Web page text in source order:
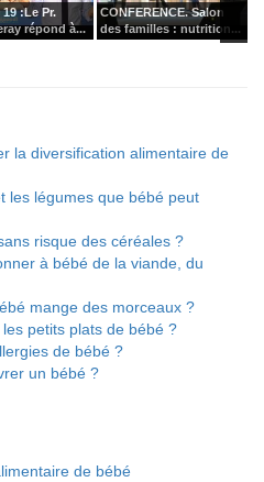
19 :Le Pr.
répond à...
CONFERENCE. Salon
des familles : nutrition...
la diversification alimentaire de
les légumes que bébé peut
risque des céréales ?
à bébé de la viande, du
mange des morceaux ?
petits plats de bébé ?
de bébé ?
un bébé ?
de bébé